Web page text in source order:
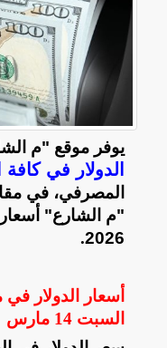
يوفر موقع "م
الدولار في كافة
المصرفي، في
"م الشارع" أسعار
2026
.
أسعار الدولار
السبت 14 مارس